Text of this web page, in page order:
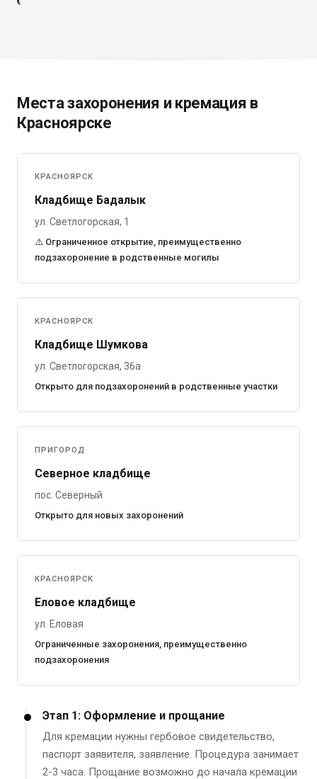
Места захоронения и кремация в
Красноярске
КРАСНОЯРСК
Кладбище Бадалык
ул. Светлогорская, 1
⚠️ Ограниченное открытие, преимущественно
подзахоронение в родственные могилы
КРАСНОЯРСК
Кладбище Шумкова
ул. Светлогорская, 36а
Открыто для подзахоронений в родственные участки
ПРИГОРОД
Северное кладбище
пос. Северный
Открыто для новых захоронений
КРАСНОЯРСК
Еловое кладбище
ул. Еловая
Ограниченные захоронения, преимущественно
подзахоронения
Этап 1: Оформление и прощание
Для кремации нужны гербовое свидетельство,
паспорт заявителя, заявление. Процедура занимает
2-3 часа. Прощание возможно до начала кремации